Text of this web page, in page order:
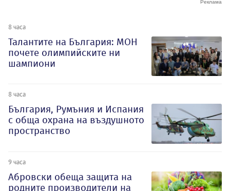
8 часа
Талантите на България: МОН
почете олимпийските ни
шампиони
8 часа
България, Румъния и Испания
с обща охрана на въздушното
пространство
9 часа
Абровски обеща защита на
родните производители на